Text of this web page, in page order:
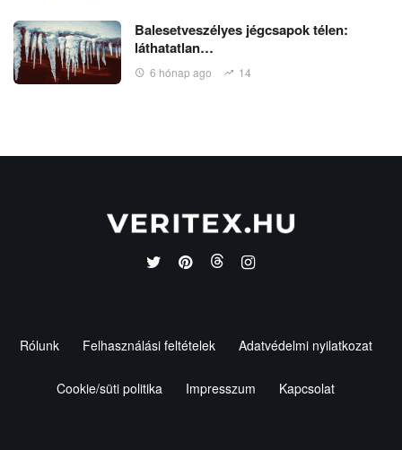
Balesetveszélyes jégcsapok télen:
láthatatlan…
6 hónap ago 14
Rólunk Felhasználási feltételek Adatvédelmi nyilatkozat
Cookie/süti politika Impresszum Kapcsolat